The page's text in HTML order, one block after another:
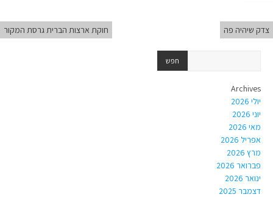
צדק שיהיה פה חוקת ארצות הברית גרסת המקור
Archives
יולי 2026
יוני 2026
מאי 2026
אפריל 2026
מרץ 2026
פברואר 2026
ינואר 2026
דצמבר 2025